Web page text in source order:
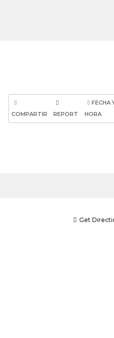
COMPARTIR REPORT
FECHA
HORA
Get